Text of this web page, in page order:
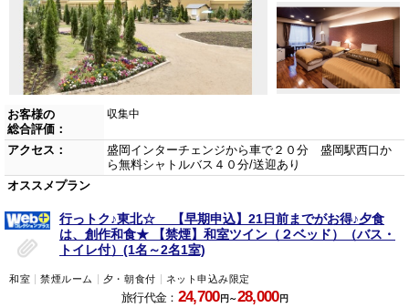
お客様の
総合評価：
収集中
アクセス：
盛岡インターチェンジから車で２０分 盛岡駅西口か
ら無料シャトルバス４０分/送迎あり
オススメプラン
行っトク♪東北☆ 【早期申込】21日前までがお得♪夕食
は、創作和食★ 【禁煙】和室ツイン（２ベッド）（バス・
トイレ付）(1名～2名1室)
和室 禁煙ルーム 夕・朝食付 ネット申込み限定
旅行代金： 24,700円～28,000円